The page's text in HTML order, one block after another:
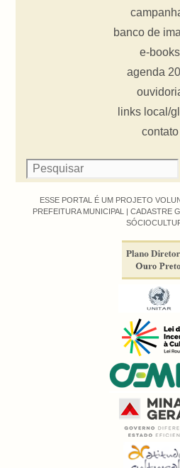
banco de
e-books
agenda
links local/
contato
ESSE PORTAL É UM PROJETO
PREFEITURA MUNICIPAL | CADASTRE